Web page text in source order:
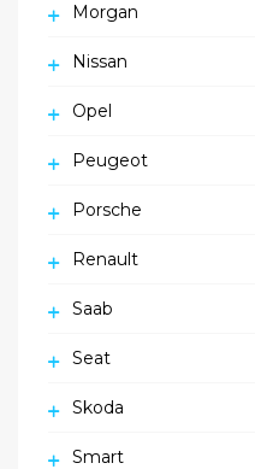
Morgan
Nissan
Opel
Peugeot
Porsche
Renault
Saab
Seat
Skoda
Smart